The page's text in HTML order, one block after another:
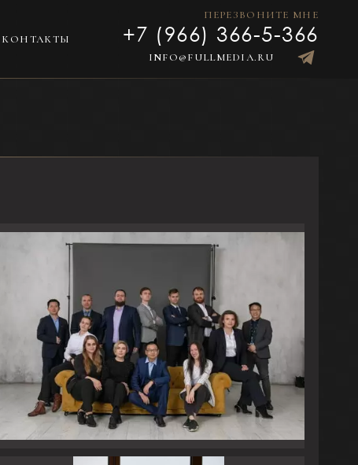
КОНТАКТЫ
ПЕРЕЗВОНИТЕ МНЕ
+7 (966) 366-5-366
INFO@FULLMEDIA.RU